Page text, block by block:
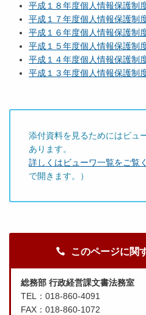
平成１８年度個人情報保護制
平成１７年度個人情報保護制
平成１６年度個人情報保護制
平成１５年度個人情報保護制
平成１４年度個人情報保護制
平成１３年度個人情報保護制
添付資料を見るためにはビュ
あります。
詳しくはビューワ一覧をご覧
で開きます。）
このページに関
総務部 行政経営課文書法務室
TEL：018-860-4091
FAX：018-860-1072